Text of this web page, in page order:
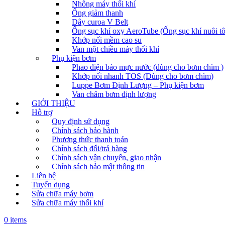
Nhông máy thổi khí
Ống giảm thanh
Dây curoa V Belt
Ống sục khí oxy AeroTube (Ống sục khí nuôi
Khớp nối mềm cao su
Van một chiều máy thổi khí
Phụ kiện bơm
Phao điện báo mực nước (dùng cho bơm chìm )
Khớp nối nhanh TOS (Dùng cho bơm chìm)
Luppe Bơm Định Lượng – Phụ kiện bơm
Van châm bơm định lượng
GIỚI THIỆU
Hỗ trợ
Quy định sử dụng
Chính sách bảo hành
Phương thức thanh toán
Chính sách đổi/trả hàng
Chính sách vận chuyển, giao nhận
Chính sách bảo mật thông tin
Liên hệ
Tuyển dụng
Sửa chữa máy bơm
Sửa chữa máy thổi khí
0 items